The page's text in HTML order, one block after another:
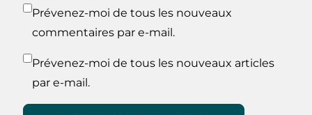
Prévenez-moi de tous les nouveaux
commentaires par e-mail.
Prévenez-moi de tous les nouveaux articles
par e-mail.